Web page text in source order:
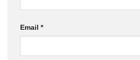
Email *